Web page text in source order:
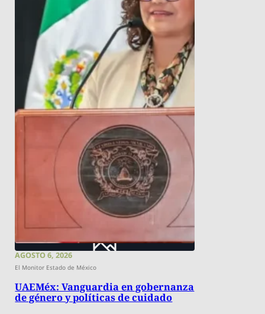
AGOSTO 6, 2026
El Monitor Estado de México
UAEMéx: Vanguardia en gobernanza
de género y políticas de cuidado